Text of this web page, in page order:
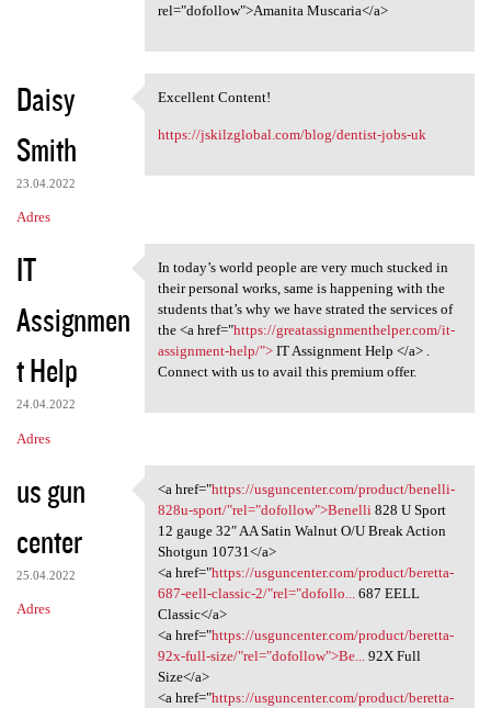
rel="dofollow">Amanita Muscaria</a>
Daisy
Smith
23.04.2022
Adres
Excellent Content!
Excellent Content!
https://jskilzglobal.com/blog/dentist-jobs-uk
IT
Assignmen
t Help
24.04.2022
Adres
In today’s world people are
In today’s world people are very much stucked in
their personal works, same is happening with the
students that’s why we have strated the services of
the <a href="https://greatassignmenthelper.com/it-
assignment-help/">IT Assignment Help </a> .
Connect with us to avail this premium offer.
us gun
center
25.04.2022
Adres
<a href="https://usguncenter
<a href="https://usguncenter.com/product/benelli-
828u-sport/"rel="dofollow">Benelli828 U Sport
12 gauge 32″ AA Satin Walnut O/U Break Action
Shotgun 10731</a>
<a href="https://usguncenter.com/product/beretta-
687-eell-classic-2/"rel="dofollo...687 EELL
Classic</a>
<a href="https://usguncenter.com/product/beretta-
92x-full-size/"rel="dofollow">Be...92X Full
Size</a>
<a href="https://usguncenter.com/product/beretta-